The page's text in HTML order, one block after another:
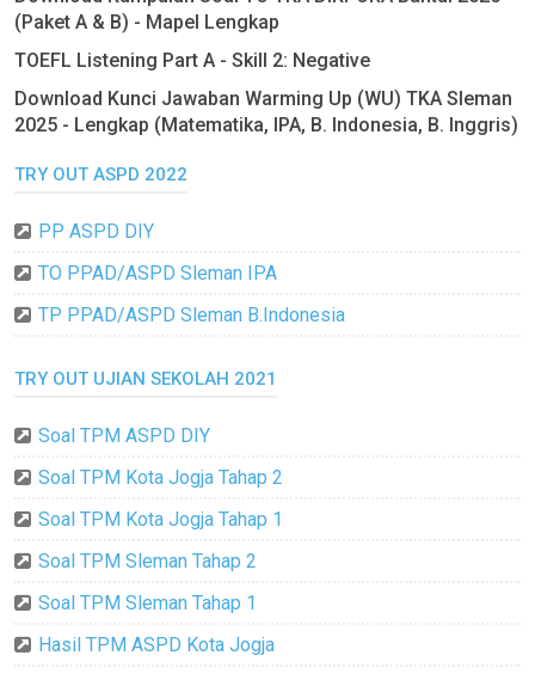
(Paket A & B) - Mapel Lengkap
TOEFL Listening Part A - Skill 2: Negative
Download Kunci Jawaban Warming Up (WU) TKA Sleman
2025 - Lengkap (Matematika, IPA, B. Indonesia, B. Inggris)
TRY OUT ASPD 2022
PP ASPD DIY
TO PPAD/ASPD Sleman IPA
TP PPAD/ASPD Sleman B.Indonesia
TRY OUT UJIAN SEKOLAH 2021
Soal TPM ASPD DIY
Soal TPM Kota Jogja Tahap 2
Soal TPM Kota Jogja Tahap 1
Soal TPM Sleman Tahap 2
Soal TPM Sleman Tahap 1
Hasil TPM ASPD Kota Jogja